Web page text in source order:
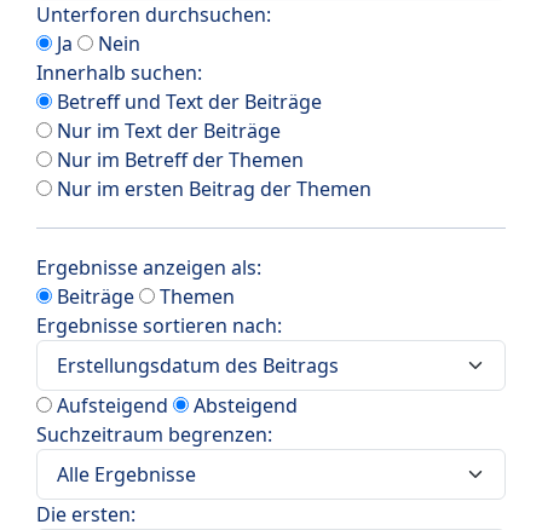
Unterforen durchsuchen:
Ja
Nein
Innerhalb suchen:
Betreff und Text der Beiträge
Nur im Text der Beiträge
Nur im Betreff der Themen
Nur im ersten Beitrag der Themen
Ergebnisse anzeigen als:
Beiträge
Themen
Ergebnisse sortieren nach:
Aufsteigend
Absteigend
Suchzeitraum begrenzen:
Die ersten: